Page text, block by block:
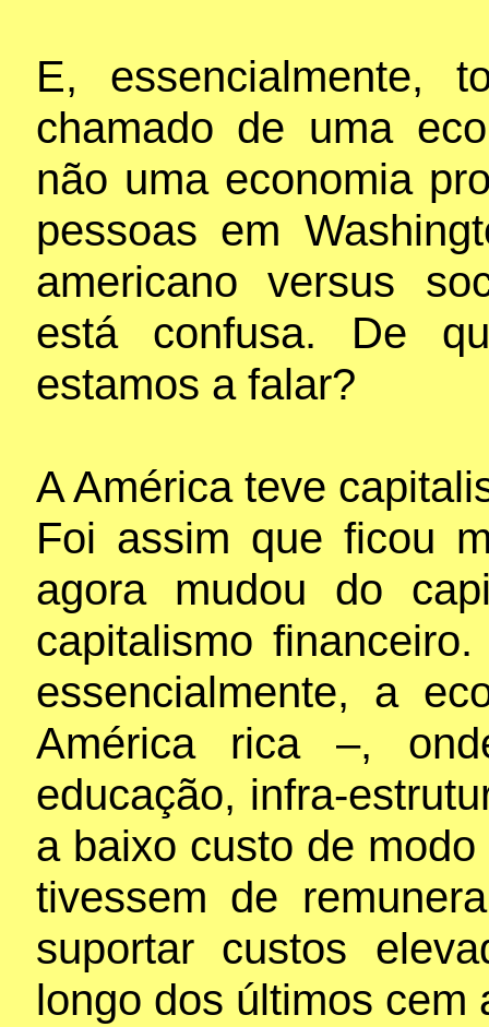
E, essencialmente,
chamado de uma
não uma economia
pessoas em
americano versus
está confusa. De
estamos a falar?
A América teve
Foi assim que ficou
agora mudou do
capitalismo
essencialmente, a
América rica –,
educação, infra-
a baixo custo de
tivessem de
suportar custos
longo dos últimos cem